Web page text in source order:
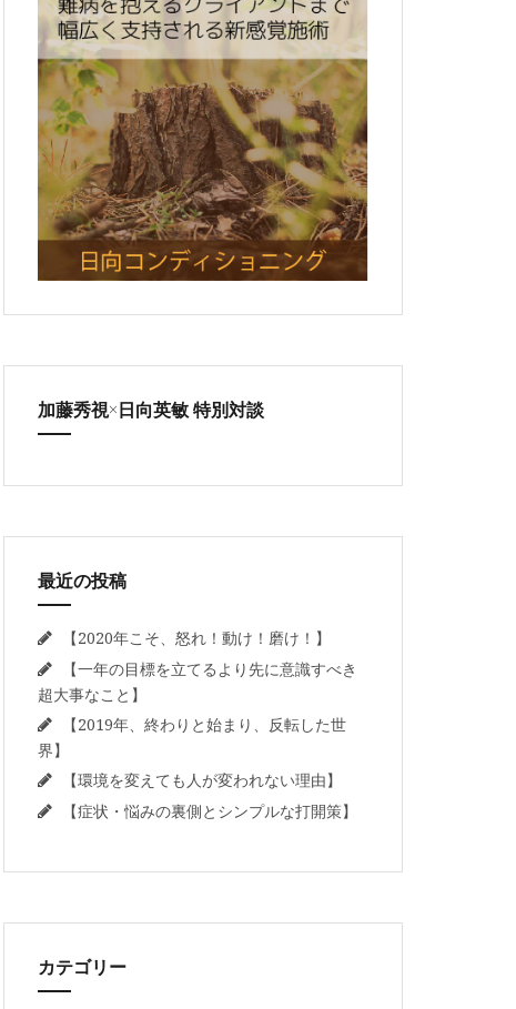
加藤秀視×日向英敏 特別対談
最近の投稿
【2020年こそ、怒れ！動け！磨け！】
【一年の目標を立てるより先に意識すべき
超大事なこと】
【2019年、終わりと始まり、反転した世
界】
【環境を変えても人が変われない理由】
【症状・悩みの裏側とシンプルな打開策】
カテゴリー